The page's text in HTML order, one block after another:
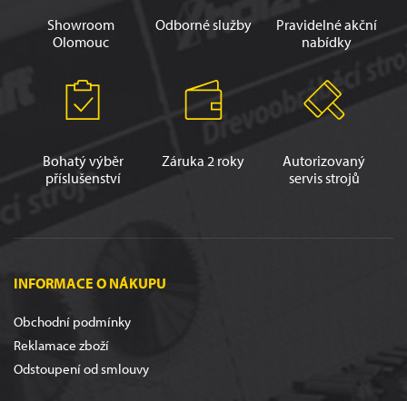
Showroom
Olomouc
Odborné služby
Pravidelné akční
nabídky
Bohatý výběr
příslušenství
Záruka 2 roky
Autorizovaný
servis strojů
INFORMACE O NÁKUPU
Obchodní podmínky
Reklamace zboží
Odstoupení od smlouvy